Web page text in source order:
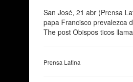
San José, 21 abr (Prensa
papa Francisco prevalezca
The post Obispos ticos
Prensa Latina